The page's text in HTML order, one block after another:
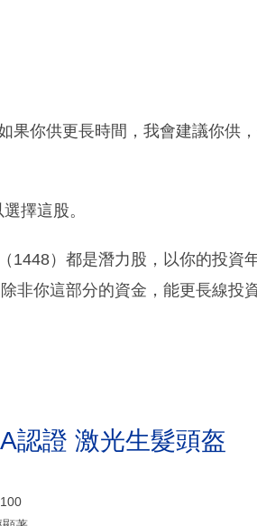
果你供更長時間，我會建議你供
擇這股。
1448）都是潛力股，以你的投資
非你這部分的資金，能更長線投資
認證 激光生髮頭盔